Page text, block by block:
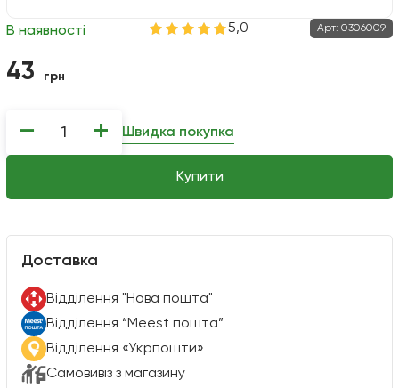
В наявності 5,0 Арт: 0306009
43 грн
− +
Купити
Швидка покупка
Доставка
Вiддiлення "Нова пошта"
Вiддiлення “Meest пошта”
Відділення «Укрпошти»
Самовивіз з магазину